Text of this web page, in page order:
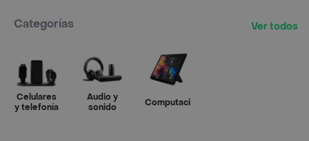
Categorías Ver todos
Celulares
y telefonía
Audio y
sonido
Computación